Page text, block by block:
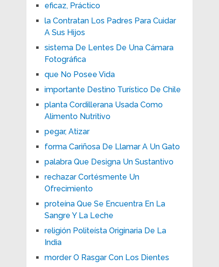
eficaz, Práctico
la Contratan Los Padres Para Cuidar
A Sus Hijos
sistema De Lentes De Una Cámara
Fotográfica
que No Posee Vida
importante Destino Turístico De Chile
planta Cordillerana Usada Como
Alimento Nutritivo
pegar, Atizar
forma Cariñosa De Llamar A Un Gato
palabra Que Designa Un Sustantivo
rechazar Cortésmente Un
Ofrecimiento
proteína Que Se Encuentra En La
Sangre Y La Leche
religión Politeísta Originaria De La
India
morder O Rasgar Con Los Dientes